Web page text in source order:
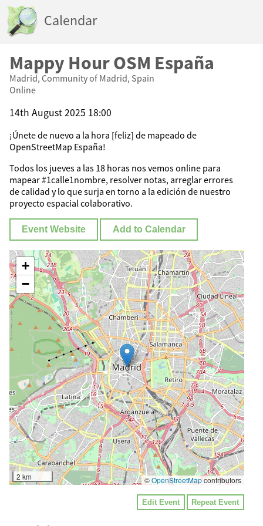
Calendar
Mappy Hour OSM España
Madrid, Community of Madrid, Spain
Online
14th August 2025 18:00
¡Únete de nuevo a la hora [feliz] de mapeado de
OpenStreetMap España!
Todos los jueves a las 18 horas nos vemos online para
mapear #1calle1nombre, resolver notas, arreglar errores
de calidad y lo que surja en torno a la edición de nuestro
proyecto espacial colaborativo.
Event Website Add to Calendar
+
−
2 km ©OpenStreetMapcontributors
Edit Event Repeat Event